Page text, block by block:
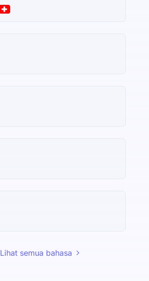
Lihat semua bahasa